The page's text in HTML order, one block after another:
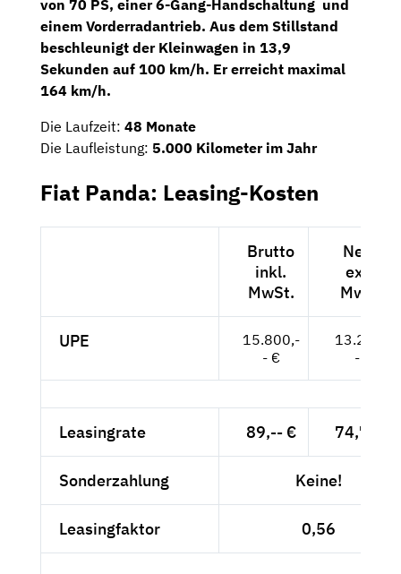
von 70 PS, einer6-Gang-Handschaltung und
einem Vorderradantrieb. Aus dem Stillstand
beschleunigt der Kleinwagen in 13,9
Sekunden auf 100 km/h. Er erreicht maximal
164 km/h.
Die Laufzeit: 48 Monate
Die Laufleistung: 5.000 Kilometer im Jahr
Fiat Panda: Leasing-Kosten
Brutto
inkl.
MwSt.
Netto
exkl.
MwSt.
UPE
15.800,-
- €
13.277,-
- €
Leasingrate 89,-- € 74,79 €
Sonderzahlung Keine!
Leasingfaktor 0,56